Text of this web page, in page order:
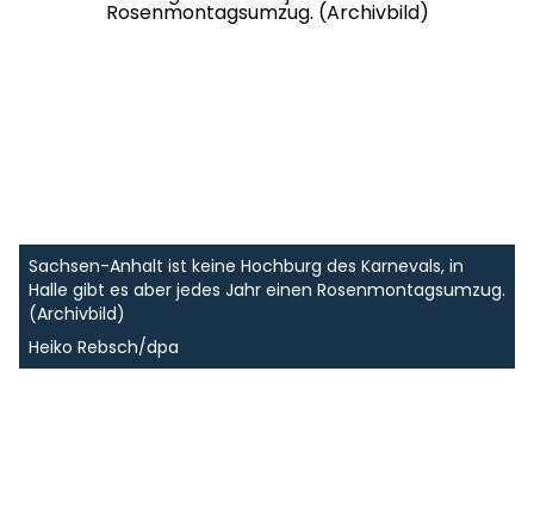
Sachsen-Anhalt ist keine Hochburg des Karnevals, in
Halle gibt es aber jedes Jahr einen Rosenmontagsumzug.
(Archivbild)
Heiko Rebsch/dpa